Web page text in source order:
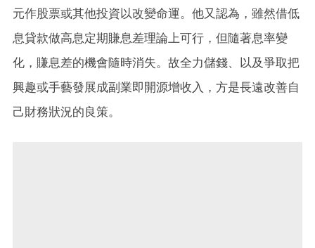
元作股票或其他投資以改變命運。他又認為，雖然借低
息貸款做高息定期賺息差理論上可行，但隨著息率變
化，賺息差的機會隨時消失。故全力儲錢、以及爭取把
興趣或手藝發展成副業即開源增收入，方是長遠改善自
己財務狀況的良策。